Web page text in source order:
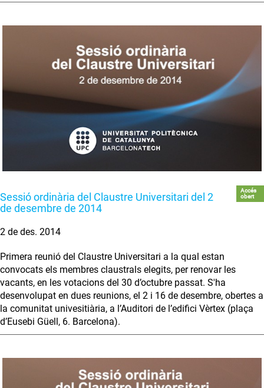
Sessió ordinària del Claustre Universitari del 2
de desembre de 2014
Accés
obert
2 de des. 2014
Primera reunió del Claustre Universitari a la qual estan
convocats els membres claustrals elegits, per renovar les
vacants, en les votacions del 30 d’octubre passat. S'ha
desenvolupat en dues reunions, el 2 i 16 de desembre, obertes a
la comunitat univesitiària, a l’Auditori de l’edifici Vèrtex (plaça
d’Eusebi Güell, 6. Barcelona).